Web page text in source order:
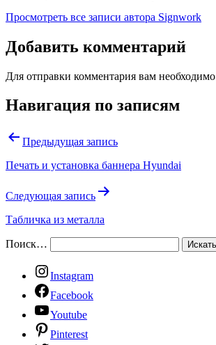
Просмотреть все записи автора Signwork
Добавить комментарий
Для отправки комментария вам необходимо
Навигация по записям
Предыдущая запись
Печать и установка баннера Hyundai
Следующая запись
Табличка из металла
Поиск…
Instagram
Facebook
Youtube
Pinterest